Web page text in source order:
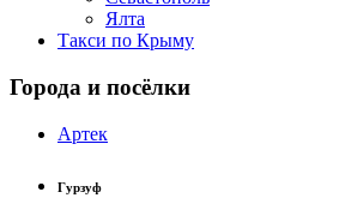
Ялта
Такси по Крыму
Города и посёлки
Артек
Гурзуф